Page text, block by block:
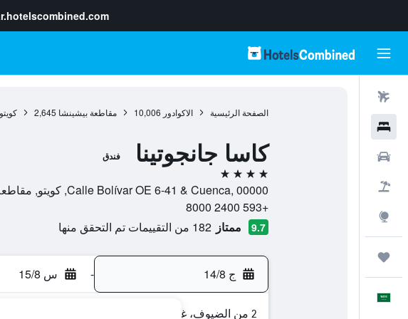
الصفحة الرئيسية الاكوادور 10,006 مقاطعة بيشينشا 2,645 كويتو
كاسا جانجوتينا فندق
4 نجوم
Calle Bolívar OE 6-41 & Cuenca, 00000, كويتو, مقاطعة بيشينشا, الاكوادور
+593 2400 8000
9.7 ممتاز 182 من التقييمات تم التحقق منها
ج 14/8 - س 15/8
2 من الضيوف، غرفة واحدة